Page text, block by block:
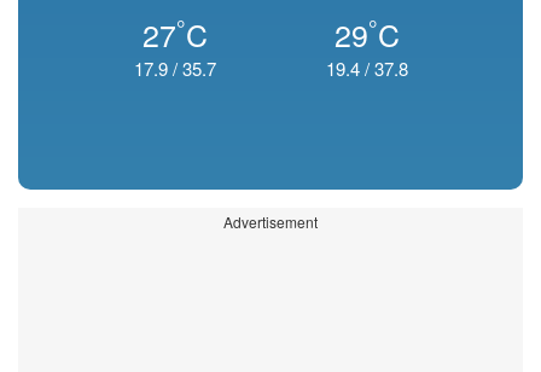
27°C
17.9/35.7
29°C
19.4/37.8
Advertisement